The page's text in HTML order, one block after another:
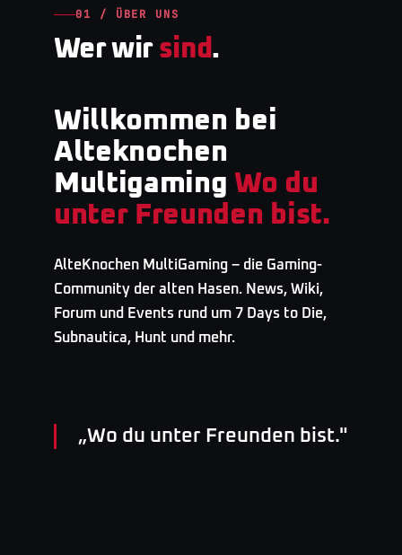
01 / ÜBER UNS
Wer wir sind.
Willkommen bei
Alteknochen
Multigaming Wo du
unter Freunden bist.
AlteKnochen MultiGaming – die Gaming-
Community der alten Hasen. News, Wiki,
Forum und Events rund um 7 Days to Die,
Subnautica, Hunt und mehr.
„Wo du unter Freunden bist."